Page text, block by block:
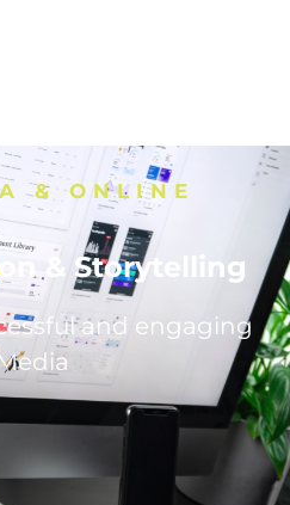
& ONLINE
& Storytelling
and engaging